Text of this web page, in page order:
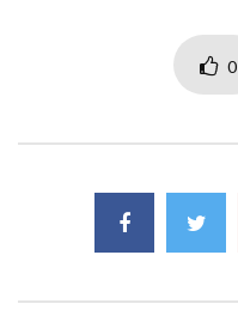
Déjà membre ?
0